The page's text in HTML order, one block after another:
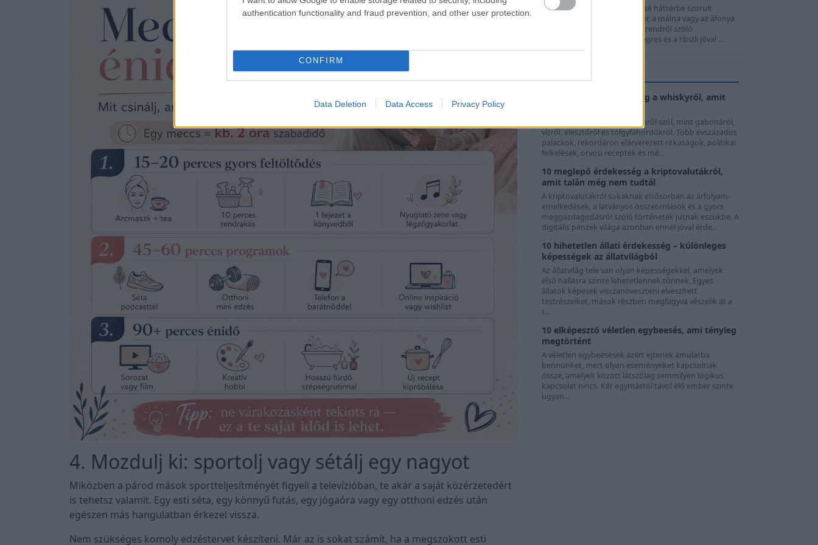
authentication functionality and fraud prevention, and other user protection.
CONFIRM
Data Deletion Data Access Privacy Policy
4. Mozdulj ki: sportolj vagy sétálj egy nagyot
Miközben a párod mások sportteljesítményét figyeli a televízióban, te akár a saját közérzetedért
is tehetsz valamit. Egy esti séta, egy könnyű futás, egy jógaóra vagy egy otthoni edzés után
egészen más hangulatban érkezel vissza.
Nem szükséges komoly edzéstervet készíteni. Már az is sokat számít, ha a megszokott esti
Az egres és a ribizli a nyár kissé háttérbe szorult
gyümölcsei. Miközben az eper, a málna vagy az áfonya
szinte minden egészséges étrendről szóló
összeállításban szerepel, az egres és a ribizli jóval ...
10 elképesztő érdekesség a whiskyről, amit
A whisky története jóval többről szól, mint gabonáról,
vízről, élesztőről és tölgyfahordókról. Több évszázados
palackok, rekordáron elárverezett ritkaságok, politikai
felkelések, orvosi receptek és mé...
10 meglepő érdekesség a kriptovalutákról,
amit talán még nem tudtál
A kriptovalutákról sokaknak elsősorban az árfolyam-
emelkedések, a látványos összeomlások és a gyors
meggazdagodásról szóló történetek jutnak eszükbe. A
digitális pénzek világa azonban ennél jóval érde...
10 hihetetlen állati érdekesség – különleges
képességek az állatvilágból
Az állatvilág tele van olyan képességekkel, amelyek
első hallásra szinte lehetetlennek tűnnek. Egyes
állatok képesek visszanöveszteni elveszített
testrészeiket, mások részben megfagyva vészelik át a
t...
10 elképesztő véletlen egybeesés, ami tényleg
megtörtént
A véletlen egybeesések azért ejtenek ámulatba
bennünket, mert olyan eseményeket kapcsolnak
össze, amelyek között látszólag semmilyen logikus
kapcsolat nincs. Két egymástól távol élő ember szinte
ugyan...